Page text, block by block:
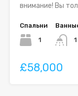
внимание! Вы
Спальни
1
1
£58,000